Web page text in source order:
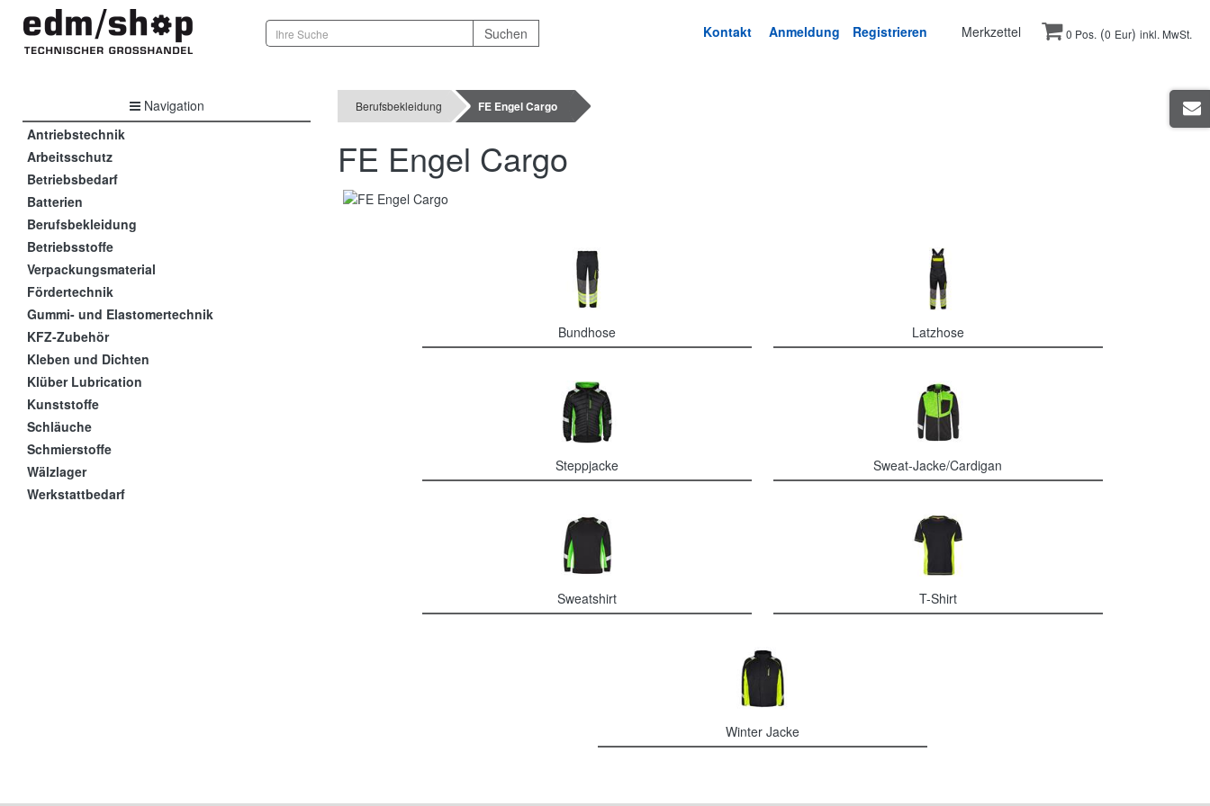
Kontakt Anmeldung Registrieren Merkzettel 0 Pos. (0 Eur) inkl. MwSt.
Navigation
Antriebstechnik
Arbeitsschutz
Betriebsbedarf
Batterien
Berufsbekleidung
Betriebsstoffe
Verpackungsmaterial
Fördertechnik
Gummi- und Elastomertechnik
KFZ-Zubehör
Kleben und Dichten
Klüber Lubrication
Kunststoffe
Schläuche
Schmierstoffe
Wälzlager
Werkstattbedarf
Berufsbekleidung FE Engel Cargo
FE Engel Cargo
Bundhose Latzhose
Steppjacke Sweat-Jacke/Cardigan
Sweatshirt T-Shirt
Winter Jacke